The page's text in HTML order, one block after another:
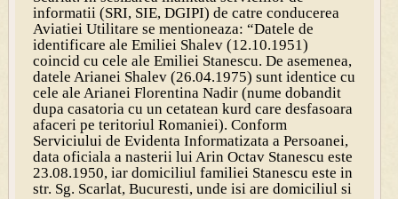
informatii (SRI, SIE, DGIPI) de catre conducerea
Aviatiei Utilitare se mentioneaza: “Datele de
identificare ale Emiliei Shalev (12.10.1951)
coincid cu cele ale Emiliei Stanescu. De asemenea,
datele Arianei Shalev (26.04.1975) sunt identice cu
cele ale Arianei Florentina Nadir (nume dobandit
dupa casatoria cu un cetatean kurd care desfasoara
afaceri pe teritoriul Romaniei). Conform
Serviciului de Evidenta Informatizata a Persoanei,
data oficiala a nasterii lui Arin Octav Stanescu este
23.08.1950, iar domiciliul familiei Stanescu este in
str. Sg. Scarlat, Bucuresti, unde isi are domiciliul si